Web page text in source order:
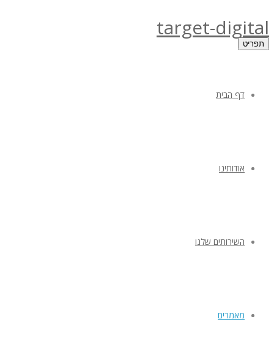
target-digital
תפריט
דף הבית
אודותינו
השירותים שלנו
מאמרים